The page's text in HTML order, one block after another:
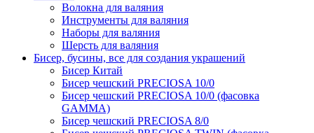
Волокна для валяния
Инструменты для валяния
Наборы для валяния
Шерсть для валяния
Бисер, бусины, все для создания украшений
Бисер Китай
Бисер чешский PRECIOSA 10/0
Бисер чешский PRECIOSA 10/0 (фасовка
GAMMA)
Бисер чешский PRECIOSA 8/0